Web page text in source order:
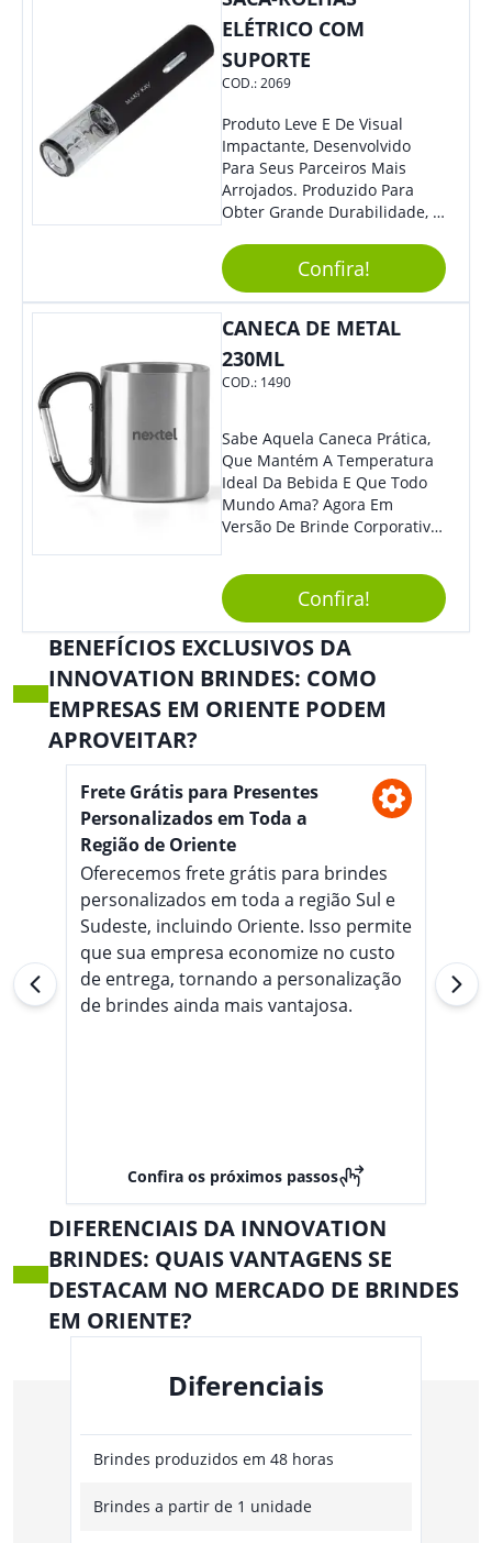
Eles Irão Adorar.
ELÉTRICO COM
SUPORTE
COD.:2069
Produto Leve E De Visual
Impactante, Desenvolvido
Para Seus Parceiros Mais
Arrojados. Produzido Para
Obter Grande Durabilidade, É
Sua Marca De Forma Estilosa,
Agregando Valor Para Sua
Empresa Em Eventos.
Confira!
CANECA DE METAL
230ML
COD.: 1490
Sabe Aquela Caneca Prática,
Que Mantém A Temperatura
Ideal Da Bebida E Que Todo
Mundo Ama? Agora Em
Versão De Brinde Corporativo
Sua Marca Com Muito Estilo E
Acrescentar Ainda Mais
Praticidade À Eventos E Feiras
De Exposição.
Confira!
BENEFÍCIOS EXCLUSIVOS DA
INNOVATION BRINDES: COMO
EMPRESAS EM ORIENTE PODEM
APROVEITAR?
Frete Grátis para Presentes
Personalizados em Toda a
Região de Oriente
Oferecemos frete grátis para brindes
personalizados em toda a região Sul e
Sudeste, incluindo Oriente. Isso permite
que sua empresa economize no custo
de entrega, tornando a personalização
de brindes ainda mais vantajosa.
Confira os próximos passos
DIFERENCIAIS DA INNOVATION
BRINDES: QUAIS VANTAGENS SE
DESTACAM NO MERCADO DE BRINDES
EM ORIENTE?
Diferenciais
Brindes produzidos em 48 horas
Brindes a partir de 1 unidade